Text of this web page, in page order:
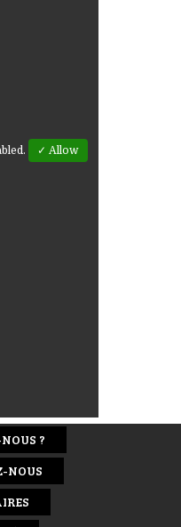
✓ Allow
?
NOUS